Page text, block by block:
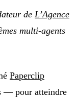
de L’Agence
multi-agents
Paperclip
— pour atteindre